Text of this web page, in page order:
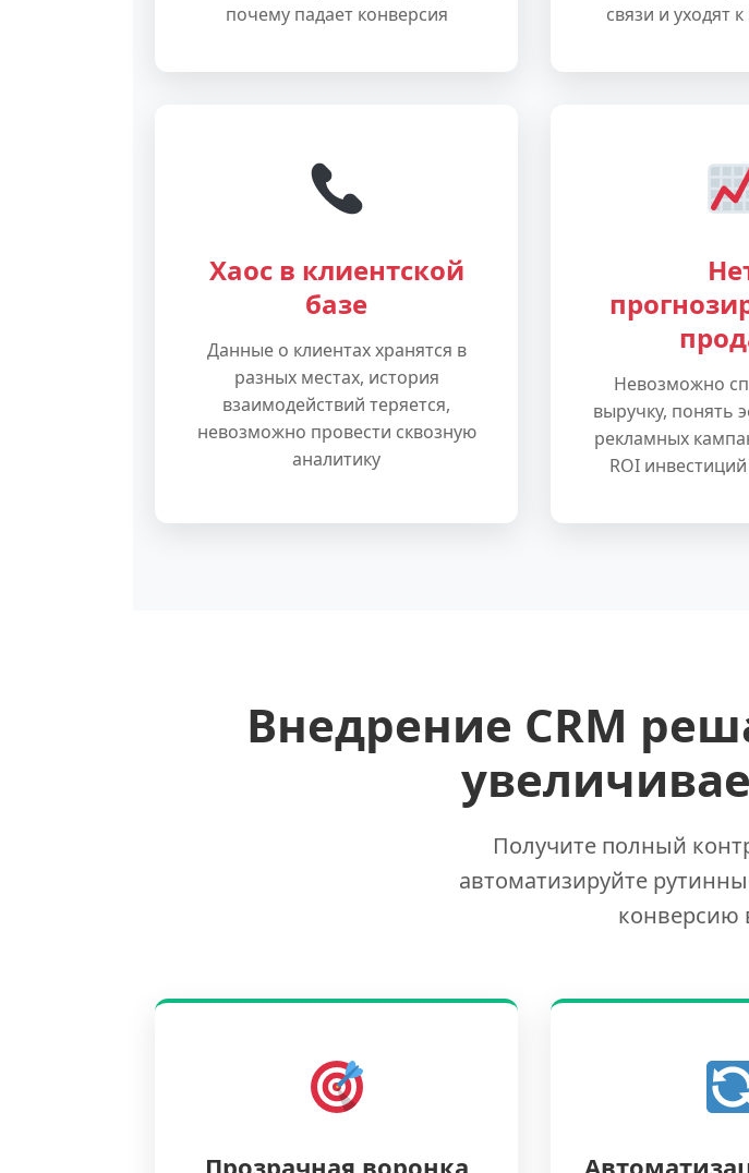
почему падает конверсия
связи и уходят
Хаос в клиентской
базе
Данные о клиентах хранятся в
разных местах, история
взаимодействий теряется,
невозможно провести сквозную
аналитику
Невозможно
выручку, понять
рекламных
ROI
Внедрение CRM
Получите полный
автоматизируйте
конверсию
Прозрачная воронка